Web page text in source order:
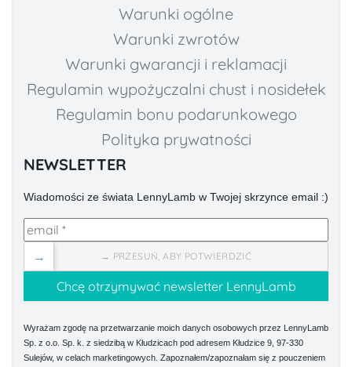
Warunki ogólne
Warunki zwrotów
Warunki gwarancji i reklamacji
Regulamin wypożyczalni chust i nosidełek
Regulamin bonu podarunkowego
Polityka prywatności
NEWSLETTER
Wiadomości ze świata LennyLamb w Twojej skrzynce email :)
→ PRZESUŃ, ABY POTWIERDZIĆ
→
Wyrażam zgodę na przetwarzanie moich danych osobowych przez LennyLamb
Sp. z o.o. Sp. k. z siedzibą w Kłudzicach pod adresem Kłudzice 9, 97-330
Sulejów, w celach marketingowych. Zapoznałem/zapoznałam się z pouczeniem